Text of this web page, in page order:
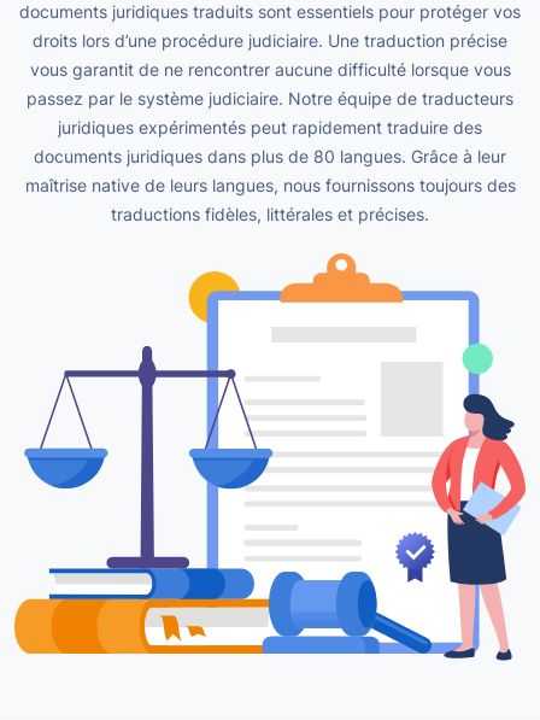
documents juridiques traduits sont essentiels pour protéger vos
droits lors d’une procédure judiciaire. Une traduction précise
vous garantit de ne rencontrer aucune difficulté lorsque vous
passez par le système judiciaire. Notre équipe de traducteurs
juridiques expérimentés peut rapidement traduire des
documents juridiques dans plus de 80 langues. Grâce à leur
maîtrise native de leurs langues, nous fournissons toujours des
traductions fidèles, littérales et précises.